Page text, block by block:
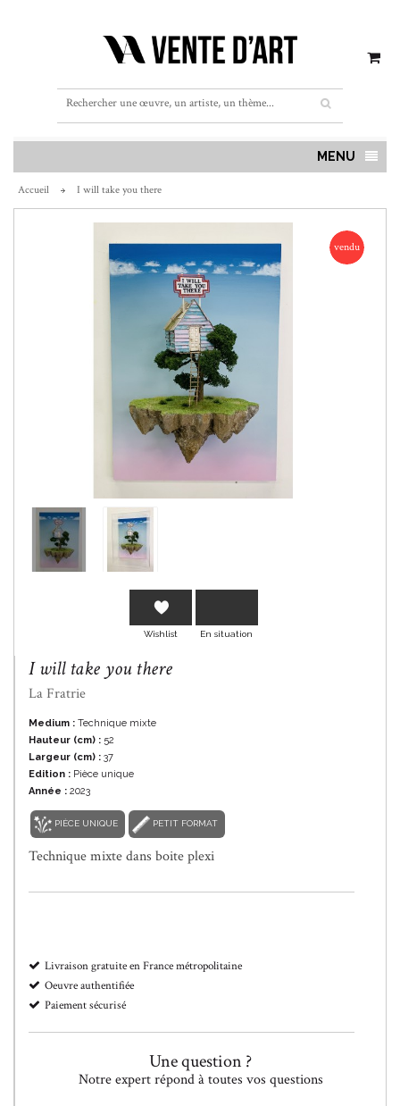
MENU
En savoir plus
Accueil I will take you there
vendu
Wishlist En situation
I will take you there
La Fratrie
Medium : Technique mixte
Hauteur (cm) : 52
Largeur (cm) : 37
Edition : Pièce unique
Année : 2023
PIÈCE UNIQUE PETIT FORMAT
Technique mixte dans boite plexi
Livraison gratuite en France métropolitaine
Oeuvre authentifiée
Paiement sécurisé
Une question ?
Notre expert répond à toutes vos questions